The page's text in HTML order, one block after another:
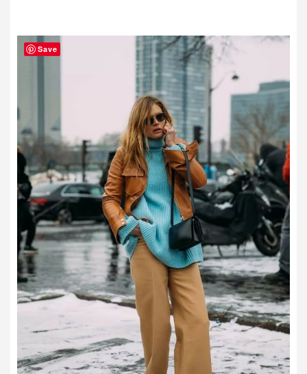
Save